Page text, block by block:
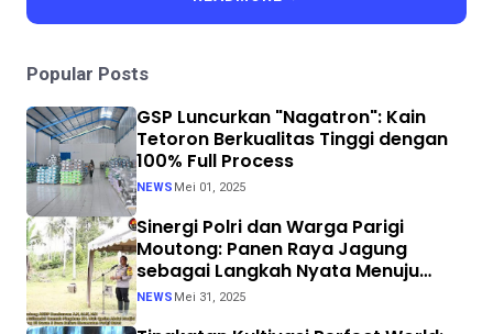
Popular Posts
GSP Luncurkan "Nagatron": Kain
Tetoron Berkualitas Tinggi dengan
100% Full Process
NEWS Mei 01, 2025
Sinergi Polri dan Warga Parigi
Moutong: Panen Raya Jagung
sebagai Langkah Nyata Menuju
Swasembada Pangan
NEWS Mei 31, 2025